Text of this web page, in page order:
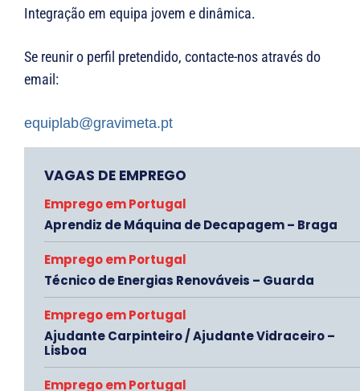
Integração em equipa jovem e dinâmica.
Se reunir o perfil pretendido, contacte-nos através do
email:
equiplab@gravimeta.pt
VAGAS DE EMPREGO
Emprego em Portugal
Aprendiz de Máquina de Decapagem – Braga
Emprego em Portugal
Técnico de Energias Renováveis – Guarda
Emprego em Portugal
Ajudante Carpinteiro / Ajudante Vidraceiro –
Lisboa
Emprego em Portugal